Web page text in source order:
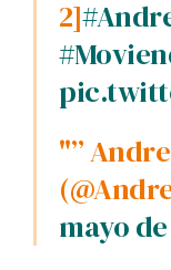
2]
"”
mayo de